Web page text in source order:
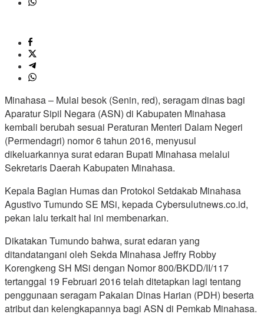
Minahasa – Mulai besok (Senin, red), seragam dinas bagi
Aparatur Sipil Negara (ASN) di Kabupaten Minahasa
kembali berubah sesuai Peraturan Menteri Dalam Negeri
(Permendagri) nomor 6 tahun 2016, menyusul
dikeluarkannya surat edaran Bupati Minahasa melalui
Sekretaris Daerah Kabupaten Minahasa.
Kepala Bagian Humas dan Protokol Setdakab Minahasa
Agustivo Tumundo SE MSi, kepada Cybersulutnews.co.id,
pekan lalu terkait hal ini membenarkan.
Dikatakan Tumundo bahwa, surat edaran yang
ditandatangani oleh Sekda Minahasa Jeffry Robby
Korengkeng SH MSi dengan Nomor 800/BKDD/II/117
tertanggal 19 Februari 2016 telah ditetapkan lagi tentang
penggunaan seragam Pakaian Dinas Harian (PDH) beserta
atribut dan kelengkapannya bagi ASN di Pemkab Minahasa.